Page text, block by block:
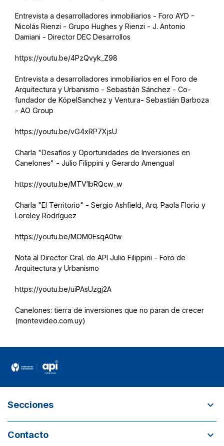
Entrevista a desarrolladores inmobiliarios - Foro AYD -
Nicolás Rienzi - Grupo Hughes y Rienzi - J. Antonio
Damiani - Director DEC Desarrollos
https://youtu.be/4PzQvyk_Z98
Entrevista a desarrolladores inmobiliarios en el Foro de
Arquitectura y Urbanismo - Sebastián Sánchez - Co-
fundador de KópelSanchez y Ventura- Sebastián Barboza
- AO Group
https://youtu.be/vG4xRP7XjsU
Charla "Desafíos y Oportunidades de Inversiones en
Canelones" - Julio Filippini y Gerardo Amengual
https://youtu.be/MTV1bRQcw_w
Charla "El Territorio" - Sergio Ashfield, Arq. Paola Florio y
Loreley Rodríguez
https://youtu.be/MOM0EsqA0tw
Nota al Director Gral. de API Julio Filippini - Foro de
Arquitectura y Urbanismo
https://youtu.be/uiPAsUzgj2A
Canelones: tierra de inversiones que no paran de crecer
(montevideo.com.uy)
Secciones expand_more
Contacto
expand_more